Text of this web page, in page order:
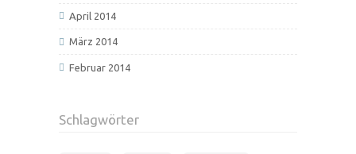
April 2014
März 2014
Februar 2014
Schlagwörter